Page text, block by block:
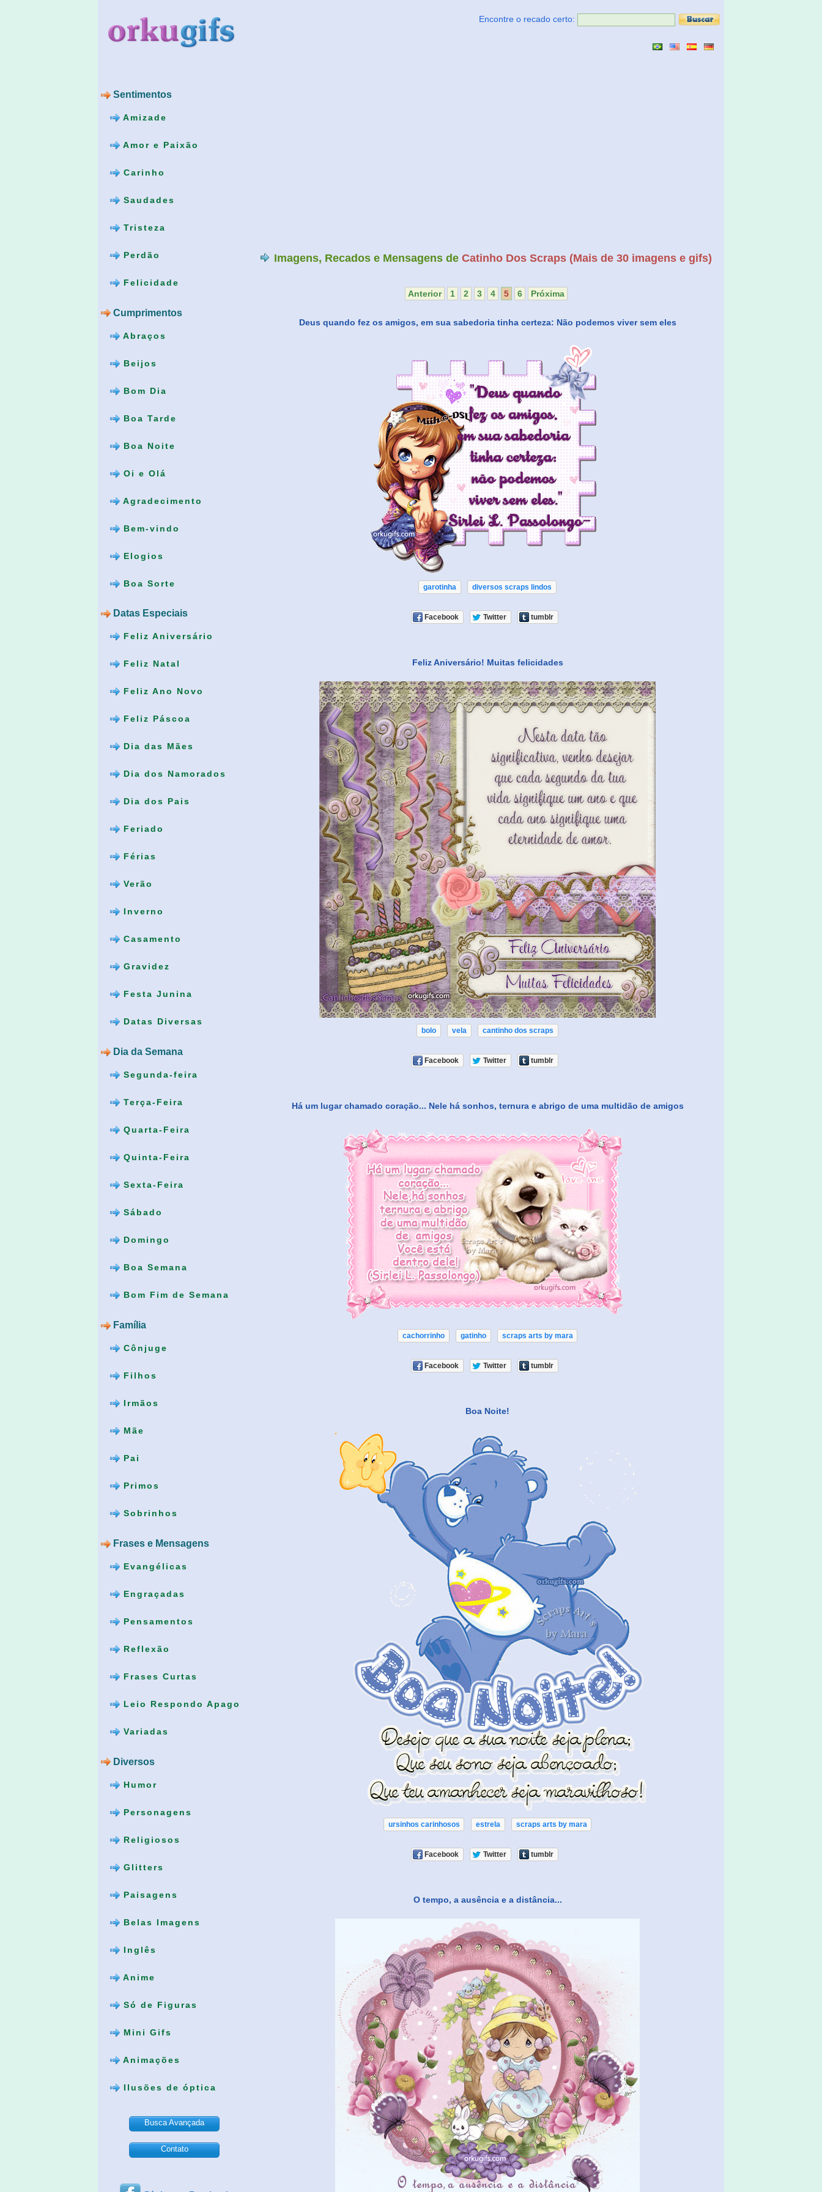
Sentimentos
Amizade
Amor e Paixão
Carinho
Saudades
Tristeza
Perdão
Felicidade
Cumprimentos
Abraços
Beijos
Bom Dia
Boa Tarde
Boa Noite
Oi e Olá
Agradecimento
Bem-vindo
Elogios
Boa Sorte
Datas Especiais
Feliz Aniversário
Feliz Natal
Feliz Ano Novo
Feliz Páscoa
Dia das Mães
Dia dos Namorados
Dia dos Pais
Feriado
Férias
Verão
Inverno
Casamento
Gravidez
Festa Junina
Datas Diversas
Dia da Semana
Segunda-feira
Terça-Feira
Quarta-Feira
Quinta-Feira
Sexta-Feira
Sábado
Domingo
Boa Semana
Bom Fim de Semana
Família
Cônjuge
Filhos
Irmãos
Mãe
Pai
Primos
Sobrinhos
Frases e Mensagens
Evangélicas
Engraçadas
Pensamentos
Reflexão
Frases Curtas
Leio Respondo Apago
Variadas
Diversos
Humor
Personagens
Religiosos
Glitters
Paisagens
Belas Imagens
Inglês
Anime
Só de Figuras
Mini Gifs
Animações
Ilusões de óptica
Busca Avançada
Contato
Encontre o recado certo:
Imagens, Recados e Mensagens de Catinho Dos Scraps (Mais de 30 imagens e gifs)
Anterior 1 2 3 4 5 6 Próxima
Deus quando fez os amigos, em sua sabedoria tinha certeza: Não podemos viver sem eles
garotinha diversos scraps lindos
Facebook Twitter tumblr
Feliz Aniversário! Muitas felicidades
bolo vela cantinho dos scraps
Facebook Twitter tumblr
Há um lugar chamado coração... Nele há sonhos, ternura e abrigo de uma multidão de amigos
cachorrinho gatinho scraps arts by mara
Facebook Twitter tumblr
Boa Noite!
ursinhos carinhosos estrela scraps arts by mara
Facebook Twitter tumblr
O tempo, a ausência e a distância...